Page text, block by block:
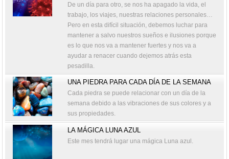
De un día para otro, se nos ha apagado la vida, el
trabajo, los viajes, nuestras relaciones personales…
Pero en esta difícil situación, debemos luchar para
mantener a salvo nuestros sueños e ilusiones porque
es lo que nos va a mantener fuertes y nos va a
ayudar a renacer cuando dejemos atrás esta
pesadilla.
UNA PIEDRA PARA CADA DÍA DE LA SEMANA
Cada piedra se puede relacionar con un día de la
semana debido a las vibraciones de sus colores y a
sus propiedades.
LA MÁGICA LUNA AZUL
Este mes tendrá lugar una mágica Luna azul.